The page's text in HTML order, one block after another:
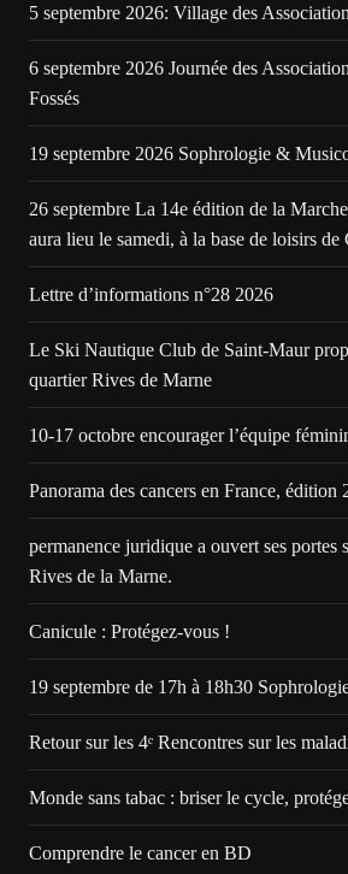
5 septembre 2026: Village des
6 septembre 2026 Journée des
Fossés
19 septembre 2026 Sophrologie &
26 septembre La 14e édition de la
aura lieu le samedi, à la base de loisirs de
Lettre d’informations n°28 2026
Le Ski Nautique Club de Saint-Maur
quartier Rives de Marne
10-17 octobre encourager l’équipe
Panorama des cancers en France, édition
permanence juridique a ouvert ses portes
Rives de la Marne.
Canicule : Protégez-vous !
19 septembre de 17h à 18h30
Retour sur les 4ᵉ Rencontres sur les
Monde sans tabac : briser le cycle,
Comprendre le cancer en BD